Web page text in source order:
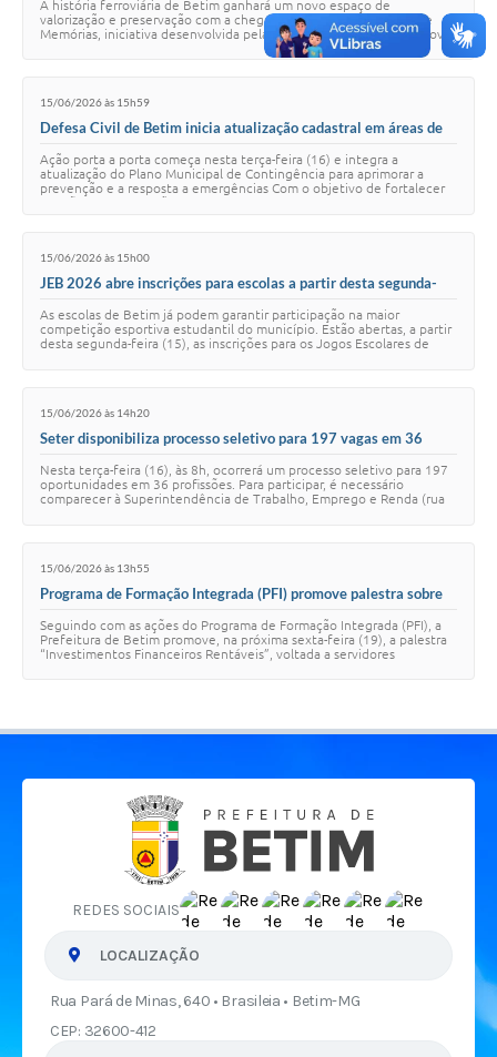
A história ferroviária de Betim ganhará um novo espaço de
valorização e preservação com a chegada do Programa Estação de
Memórias, iniciativa desenvolvida pela VLI, administradora da Ferrovia
15/06/2026 às 15h59
Defesa Civil de Betim inicia atualização cadastral em áreas de
Ação porta a porta começa nesta terça-feira (16) e integra a
atualização do Plano Municipal de Contingência para aprimorar a
prevenção e a resposta a emergências Com o objetivo de fortalecer
15/06/2026 às 15h00
JEB 2026 abre inscrições para escolas a partir desta segunda-
As escolas de Betim já podem garantir participação na maior
competição esportiva estudantil do município. Estão abertas, a partir
desta segunda-feira (15), as inscrições para os Jogos Escolares de
15/06/2026 às 14h20
Seter disponibiliza processo seletivo para 197 vagas em 36
Nesta terça-feira (16), às 8h, ocorrerá um processo seletivo para 197
oportunidades em 36 profissões. Para participar, é necessário
comparecer à Superintendência de Trabalho, Emprego e Renda (rua
15/06/2026 às 13h55
Programa de Formação Integrada (PFI) promove palestra sobre
Seguindo com as ações do Programa de Formação Integrada (PFI), a
Prefeitura de Betim promove, na próxima sexta-feira (19), a palestra
“Investimentos Financeiros Rentáveis”, voltada a servidores
REDES SOCIAIS
LOCALIZAÇÃO
Rua Pará de Minas, 640 • Brasileia • Betim-MG
CEP: 32600-412